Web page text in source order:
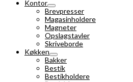
Kontor
Brevpresser
Magasinholdere
Magneter
Opslagstavler
Skriveborde
Køkken
Bakker
Bestik
Bestikholdere